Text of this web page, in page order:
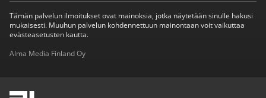
Tämän palvelun ilmoitukset ovat mainoksia, jotka näytetään sinulle hakusi
mukaisesti. Muuhun palvelun kohdennettuun mainontaan voit vaikuttaa
evästeasetusten kautta.
Alma Media Finland Oy